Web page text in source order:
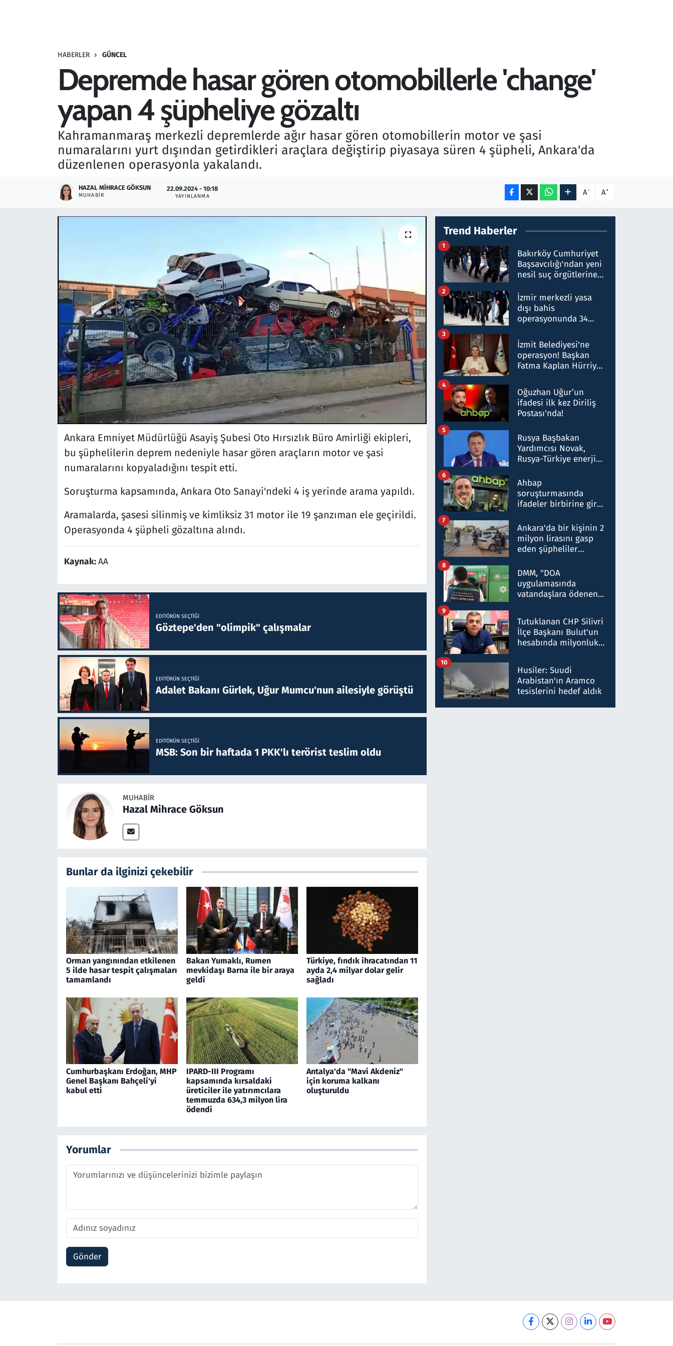
HABERLER GÜNCEL
Depremde hasar gören otomobillerle 'change'
yapan 4 şüpheliye gözaltı
Kahramanmaraş merkezli depremlerde ağır hasar gören otomobillerin motor ve şasi
numaralarını yurt dışından getirdikleri araçlara değiştirip piyasaya süren 4 şüpheli, Ankara'da
düzenlenen operasyonla yakalandı.
HAZAL MIHRACE GÖKSUN
MUHABIR
22.09.2024 - 10:18
YAYINLANMA A- A+
Ankara Emniyet Müdürlüğü Asayiş Şubesi Oto Hırsızlık Büro Amirliği ekipleri,
bu şüphelilerin deprem nedeniyle hasar gören araçların motor ve şasi
numaralarını kopyaladığını tespit etti.
Soruşturma kapsamında, Ankara Oto Sanayi'ndeki 4 iş yerinde arama yapıldı.
Aramalarda, şasesi silinmiş ve kimliksiz 31 motor ile 19 şanzıman ele geçirildi.
Operasyonda 4 şüpheli gözaltına alındı.
Kaynak:AA
EDITÖRÜN SEÇTIĞI
Göztepe'den "olimpik" çalışmalar
EDITÖRÜN SEÇTIĞI
Adalet Bakanı Gürlek, Uğur Mumcu'nun ailesiyle görüştü
EDITÖRÜN SEÇTIĞI
MSB: Son bir haftada 1 PKK'lı terörist teslim oldu
MUHABIR
Hazal Mihrace Göksun
Bunlar da ilginizi çekebilir
Orman yangınından etkilenen
5 ilde hasar tespit çalışmaları
tamamlandı
Bakan Yumaklı, Rumen
mevkidaşı Barna ile bir araya
geldi
Türkiye, fındık ihracatından 11
ayda 2,4 milyar dolar gelir
sağladı
Cumhurbaşkanı Erdoğan, MHP
Genel Başkanı Bahçeli'yi
kabul etti
IPARD-III Programı
kapsamında kırsaldaki
üreticiler ile yatırımcılara
temmuzda 634,3 milyon lira
ödendi
Antalya'da "Mavi Akdeniz"
için koruma kalkanı
oluşturuldu
Yorumlar
Gönder
Trend Haberler
Bakırköy Cumhuriyet
Başsavcılığı'ndan yeni
nesil suç örgütlerine
hakkında gözaltı kararı
1
İzmir merkezli yasa
dışı bahis
operasyonunda 34
Milyar liralık para
trafiği tespit edildi
2
İzmit Belediyesi'ne
operasyon! Başkan
Fatma Kaplan Hürriyet
3
Oğuzhan Uğur’un
ifadesi ilk kez Diriliş
Postası'nda!
4
Rusya Başbakan
Yardımcısı Novak,
Rusya-Türkiye enerji
nitelikte olduğunu
belirtti
5
Ahbap
soruşturmasında
ifadeler birbirine girdi:
ifadelerinden ortaya
çıkan tablo şok etti
6
Ankara'da bir kişinin 2
milyon lirasını gasp
eden şüpheliler
7
DMM, "DOA
uygulamasında
vatandaşlara ödenen
düşürüldüğü" iddiasını
yalanladı
8
Tutuklanan CHP Silivri
İlçe Başkanı Bulut'un
hesabında milyonluk
talimat verdi, ben
gönderdim
9
Husiler: Suudi
Arabistan'ın Aramco
tesislerini hedef aldık
10
Seçim 2023
Televizyon